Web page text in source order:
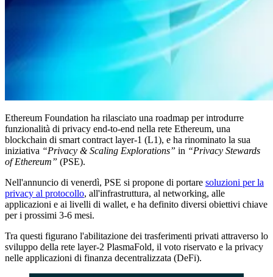
Ethereum Foundation ha rilasciato una roadmap per introdurre
funzionalità di privacy end-to-end nella rete Ethereum, una
blockchain di smart contract layer-1 (L1), e ha rinominato la sua
iniziativa “Privacy & Scaling Explorations” in “Privacy Stewards
of Ethereum” (PSE).
Nell'annuncio di venerdì, PSE si propone di portare soluzioni per la
privacy al protocollo, all'infrastruttura, al networking, alle
applicazioni e ai livelli di wallet, e ha definito diversi obiettivi chiave
per i prossimi 3-6 mesi.
Tra questi figurano l'abilitazione dei trasferimenti privati attraverso lo
sviluppo della rete layer-2 PlasmaFold, il voto riservato e la privacy
nelle applicazioni di finanza decentralizzata (DeFi).